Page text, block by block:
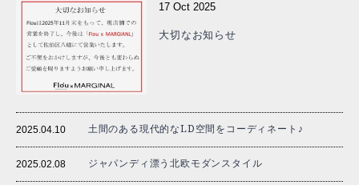
17 Oct 2025
大切なお知らせ
2025.04.10 土間のある現代的なLD空間をコーディネート♪
2025.02.08 ジャパンディ漂う北欧モダンスタイル